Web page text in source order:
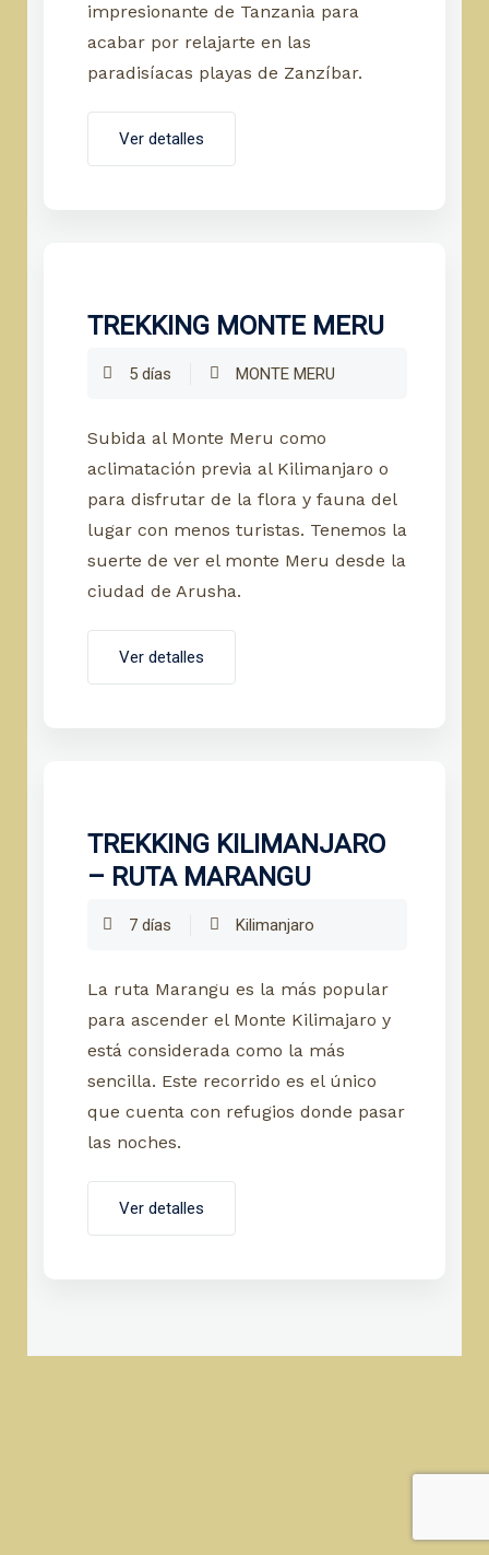
impresionante de Tanzania para
acabar por relajarte en las
paradisíacas playas de Zanzíbar.
Ver detalles
TREKKING MONTE MERU
5 días MONTE MERU
Subida al Monte Meru como
aclimatación previa al Kilimanjaro o
para disfrutar de la flora y fauna del
lugar con menos turistas. Tenemos la
suerte de ver el monte Meru desde la
ciudad de Arusha.
Ver detalles
TREKKING KILIMANJARO
– RUTA MARANGU
7 días Kilimanjaro
La ruta Marangu es la más popular
para ascender el Monte Kilimajaro y
está considerada como la más
sencilla. Este recorrido es el único
que cuenta con refugios donde pasar
las noches.
Ver detalles